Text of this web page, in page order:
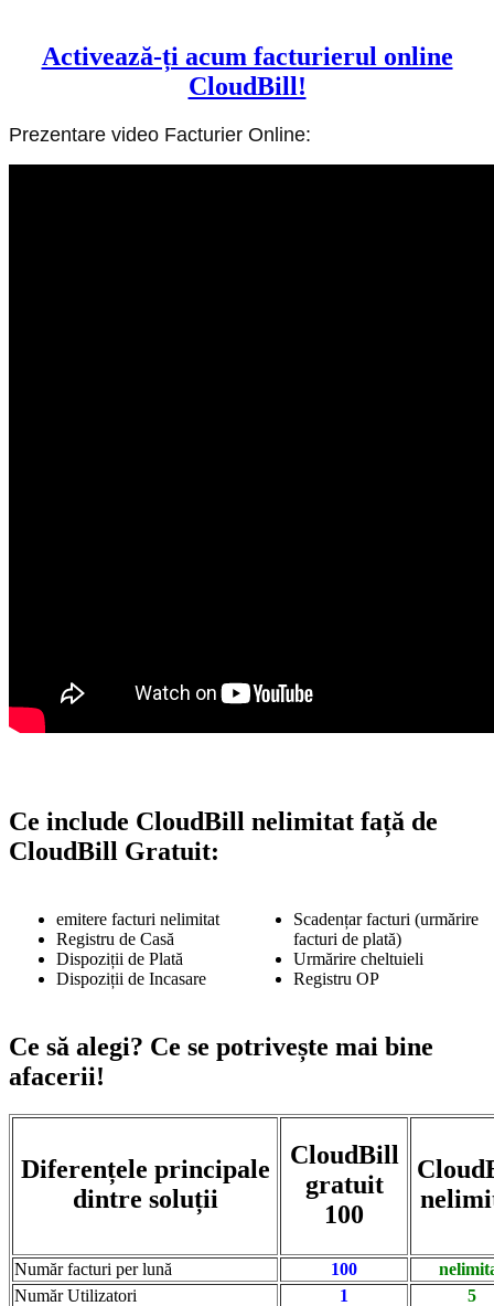
Activează-ți acum facturierul online
CloudBill!
Prezentare video Facturier Online:
Ce include CloudBill nelimitat față de
CloudBill Gratuit:
emitere facturi nelimitat
Registru de Casă
Dispoziții de Plată
Dispoziții de Incasare
Scadențar facturi (urmărire
facturi de plată)
Urmărire cheltuieli
Registru OP
Ce să alegi? Ce se potrivește mai bine
afacerii!
Diferențele principale
dintre soluții
CloudBill
gratuit
100
Număr facturi per lună 100
Număr Utilizatori
1 5